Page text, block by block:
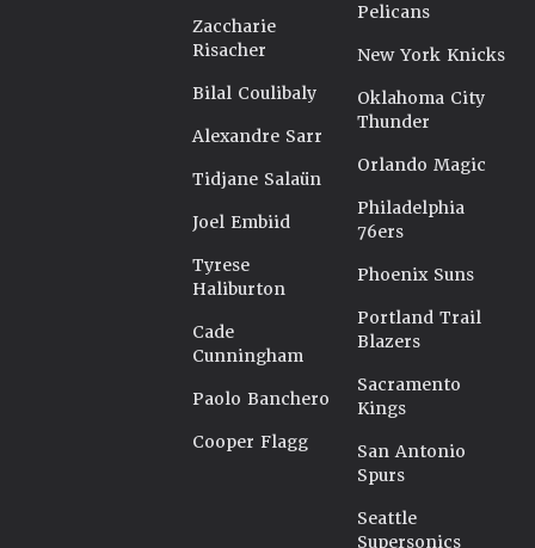
Zaccharie
Risacher
Bilal Coulibaly
Alexandre Sarr
Tidjane Salaün
Joel Embiid
Tyrese
Haliburton
Cade
Cunningham
Paolo Banchero
Cooper Flagg
Pelicans
New York Knicks
Oklahoma City
Thunder
Orlando Magic
Philadelphia
76ers
Phoenix Suns
Portland Trail
Blazers
Sacramento
Kings
San Antonio
Spurs
Seattle
Supersonics